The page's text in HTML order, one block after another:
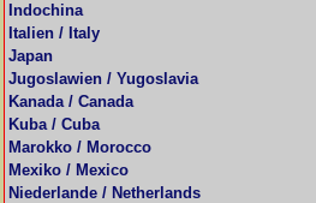
Indochina
Italien / Italy
Japan
Jugoslawien / Yugoslavia
Kanada / Canada
Kuba / Cuba
Marokko / Morocco
Mexiko / Mexico
Niederlande / Netherlands